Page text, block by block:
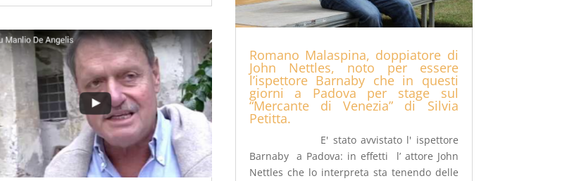
Romano Malaspina, doppiatore di
John Nettles, noto per essere
l’ispettore Barnaby che in questi
giorni a Padova per stage sul
“Mercante di Venezia” di Silvia
Petitta.
E' stato avvistato l' ispettore
Barnaby a Padova: in effetti l’ attore John
Nettles che lo interpreta sta tenendo delle